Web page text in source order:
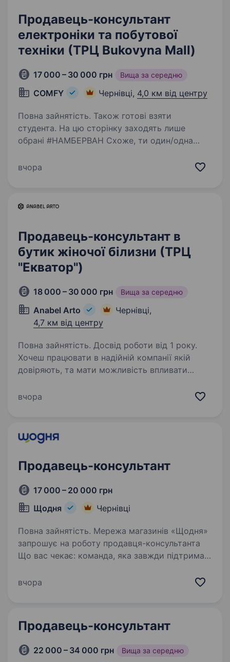
Продавець-консультант
електроніки та побутової
техніки (ТРЦ Bukovyna Mall)
17 000 – 30 000 грн Вища за середню
COMFY Чернівці, 4,0 км від центру
Повна зайнятість. Також готові взяти
студента. На цю сторінку заходять лише
обрані #НАМБЕРВАН Схоже, ти один/одна
новинок в домашніх гаджетах та сервісах
вчора
Продавець-консультант в
бутик жіночої білизни (ТРЦ
"Екватор")
18 000 – 30 000 грн Вища за середню
Anabel Arto
Чернівці,
4,7 км від центру
Повна зайнятість. Досвід роботи від 1 року.
Хочеш працювати в надійній компанії якій
довіряють, та мати можливість впливати
тебе стати частиною успішної команди!
вчора
Продавець-консультант
17 000 – 20 000 грн
Щодня
Чернівці
Повна зайнятість. Мережа магазинів «Щодня»
запрошує на роботу продавця-консультанта
Що вас чекає: команда, яка завжди підтримає
бонусами та преміями Ваші завдання:
вчора
Продавець-консультант
22 000 – 34 000 грн Вища за середню